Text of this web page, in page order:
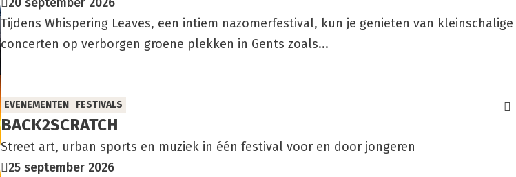
Tijdens Whispering Leaves, een intiem nazomerfestival, kun je genieten van kleinschalige
concerten op verborgen groene plekken in Gents zoals...
BACK2SCRATCH
Street art, urban sports en muziek in één festival voor en door jongeren
EVENEMENTEN FESTIVALS
25 september 2026